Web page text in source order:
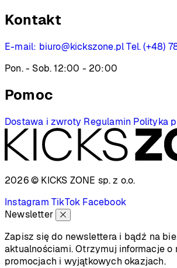
Kontakt
E-mail: biuro@kickszone.pl Tel. (+48)
Pon. - Sob. 12:00 - 20:00
Pomoc
Dostawa i zwroty Regulamin Polityka
2026 © KICKS ZONE sp. z o.o.
Instagram TikTok Facebook
Newsletter
Zapisz się do newslettera i bądź na
aktualnościami. Otrzymuj informacje o
promocjach i wyjątkowych okazjach.